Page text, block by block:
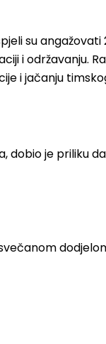
su
i
i jačanju
je priliku